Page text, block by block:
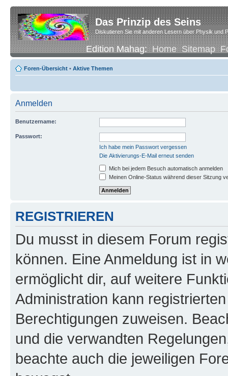
Das Prinzip des Seins
Diskutieren Sie mit anderen Lesern über Physik und
Edition Mahag:Home Sitemap
Foren-Übersicht • Aktive Themen
Anmelden
Benutzername:
Passwort:
Ich habe mein Passwort vergessen
Die Aktivierungs-E-Mail erneut senden
Mich bei jedem Besuch automatisch anmelden
Meinen Online-Status während dieser Sitzung
REGISTRIEREN
Du musst in diesem Forum
können. Eine Anmeldung ist in
ermöglicht dir, auf weitere
Administration kann
Berechtigungen zuweisen.
und die verwandten
beachte auch die jeweiligen